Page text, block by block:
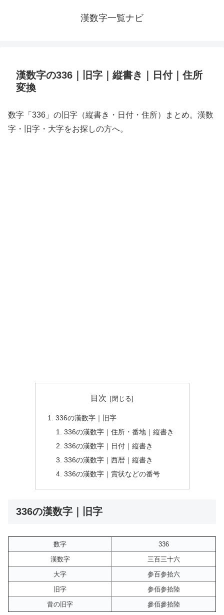
漢数字一覧ナビ
漢数字の336｜旧字｜縦書き｜日付｜住所
変換
数字「336」の旧字（縦書き・日付・住所）まとめ。漢数
字・旧字・大字をお探しの方へ。
目次
336の漢数字｜旧字
336の漢数字｜住所・番地｜縦書き
336の漢数字｜日付｜縦書き
336の漢数字｜西暦｜縦書き
336の漢数字｜賞状などの番号
336の漢数字｜旧字
数字
336
漢数字
三百三十六
大字
参百参拾六
旧字
参佰参拾陸
昔の旧字
參佰參拾陸